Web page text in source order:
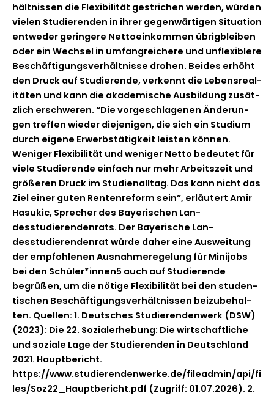
hält­nis­sen die Flex­i­bil­ität gestrichen wer­den, wür­den
vie­len Studieren­den in ihrer gegen­wär­ti­gen Sit­u­a­tion
entwed­er gerin­gere Net­toeinkom­men übrig­bleiben
oder ein Wech­sel in umfan­gre­ichere und unflex­i­blere
Beschäf­ti­gungsver­hält­nisse dro­hen. Bei­des erhöht
den Druck auf Studierende, verken­nt die Leben­sre­al­
itäten und kann die akademis­che Aus­bil­dung zusät­
zlich erschw­eren. “Die vorgeschla­ge­nen Änderun­
gen tre­f­fen wieder diejeni­gen, die sich ein Studi­um
durch eigene Erwerb­stätigkeit leis­ten kön­nen.
Weniger Flex­i­bil­ität und weniger Net­to bedeutet für
viele Studierende ein­fach nur mehr Arbeit­szeit und
größeren Druck im Stu­di­en­all­t­ag. Das kann nicht das
Ziel ein­er guten Renten­re­form sein”, erläutert Amir
Hasu­kic, Sprech­er des Bay­erischen Lan­
desstudieren­den­rats. Der Bay­erische Lan­
desstudieren­den­rat würde daher eine Ausweitung
der emp­fohle­nen Aus­nah­meregelung für Mini­jobs
bei den Schüler*innen5 auch auf Studierende
begrüßen, um die nötige Flex­i­bil­ität bei den stu­den­
tis­chen Beschäf­ti­gungsver­hält­nis­sen beizube­hal­
ten. Quellen: 1. Deutsches Studieren­den­werk (DSW)
(2023): Die 22. Sozialer­he­bung: Die wirtschaftliche
und soziale Lage der Studieren­den in Deutsch­land
2021. Haupt­bericht.
https://www.studierendenwerke.de/fileadmin/api/fi
les/Soz22_Hauptbericht.pdf (Zugriff: 01.07.2026). 2.